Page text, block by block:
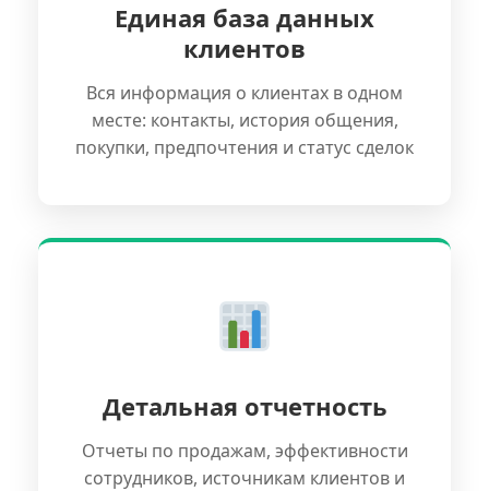
Единая база данных
клиентов
Вся информация о клиентах в одном
месте: контакты, история общения,
покупки, предпочтения и статус сделок
Детальная отчетность
Отчеты по продажам, эффективности
сотрудников, источникам клиентов и